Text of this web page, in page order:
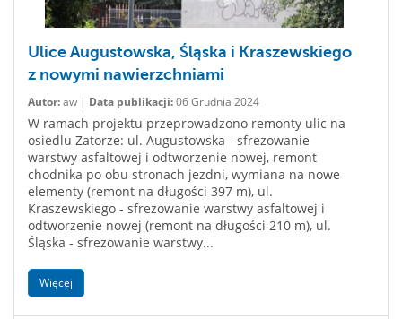
Ulice Augustowska, Śląska i Kraszewskiego
z nowymi nawierzchniami
Autor:aw | Data publikacji:06 Grudnia 2024
W ramach projektu przeprowadzono remonty ulic na
osiedlu Zatorze: ul. Augustowska - sfrezowanie
warstwy asfaltowej i odtworzenie nowej, remont
chodnika po obu stronach jezdni, wymiana na nowe
elementy (remont na długości 397 m), ul.
Kraszewskiego - sfrezowanie warstwy asfaltowej i
odtworzenie nowej (remont na długości 210 m), ul.
Śląska - sfrezowanie warstwy...
Więcej